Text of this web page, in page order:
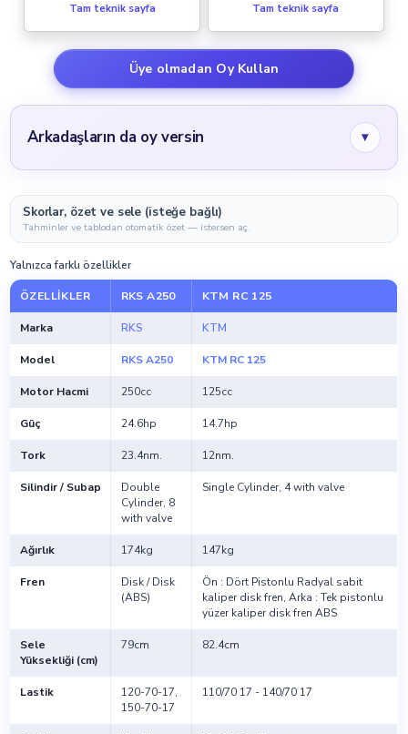
Tam teknik sayfa Tam teknik sayfa
Üye olmadan Oy Kullan
Arkadaşların da oy versin ▾
Skorlar, özet ve sele (isteğe bağlı)
Tahminler ve tablodan otomatik özet — istersen aç.
Yalnızca farklı özellikler
ÖZELLIKLER RKS A250 KTM RC 125
Marka RKS KTM
Model RKS A250 KTM RC 125
Motor Hacmi 250cc 125cc
Güç 24.6hp 14.7hp
Tork 23.4nm. 12nm.
Silindir / Subap
Double
Cylinder, 8
with valve
Single Cylinder, 4 with valve
Ağırlık 174kg 147kg
Fren
Disk / Disk
(ABS)
Ön : Dört Pistonlu Radyal sabit
kaliper disk fren, Arka : Tek pistonlu
yüzer kaliper disk fren ABS
Sele
Yüksekliği (cm)
79cm 82.4cm
Lastik
120-70-17,
150-70-17
110/70 17 - 140/70 17